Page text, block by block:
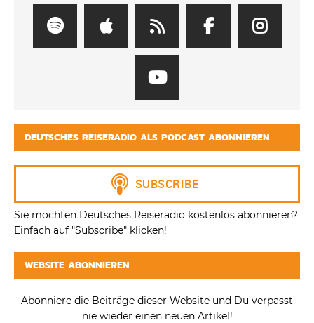
DEUTSCHES REISERADIO ALS PODCAST ABONNIEREN
Sie möchten Deutsches Reiseradio kostenlos abonnieren?
Einfach auf "Subscribe" klicken!
WEBSITE ABONNIEREN
Abonniere die Beiträge dieser Website und Du verpasst
nie wieder einen neuen Artikel!